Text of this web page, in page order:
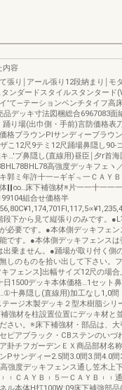
内容
張り￨アール張り12段納まり￨モ
ンダードスタイルスタンタード
′て―テーションベンチタイフ高
品デッキ寸法図梱総合6967083面
り場(出巾側・手前)言防価格表刀
格ブラウンPIサンディーブラウン
こ12尺9テミ12尺踊場鼻隠し90‐
…′プ鼻隠し(直線用)昼臣￨夕r首海
高強度デッキフェヽ
郭ミ年許十一―ギギ﹃一ＣＡＹ
‖‖∞…床下補強材※片一一十一一
組合せ価格半
段下から見て縦張りのみです。●L
必要です。●本体側デッキフェン
です。●本体側デッキフェンスは
出乗ません。●踊場が取り付く側
しのものを拾い出して下さい。
フェンス]出幅サイズ12尺の場合
日1500デッキ本体価格…1セット
十鼻隠し(直線用)加工なし1,0間
ージ木製デッキ２型木樹脂シリ
強材を柱設置位置にデッキ材と
さい。※床下補強材・部品は、大
ピアブラック・CBステンのいづ
卦チフガーデンＥＸ商品部材名
Pサンディー2.5間3.0間3.間4.0間
強度デッキフェンス通し笠木上
ＣＡＹＢ︲５一ＣＡＹＢ︲︲